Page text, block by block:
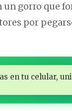
un gorro que
por
en tu celular,